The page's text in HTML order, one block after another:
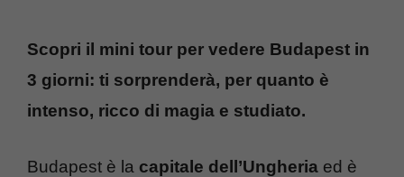
Scopri il mini tour per vedere Budapest in
3 giorni: ti sorprenderà, per quanto è
intenso, ricco di magia e studiato.
Budapest è la capitale dell’Ungheria ed è